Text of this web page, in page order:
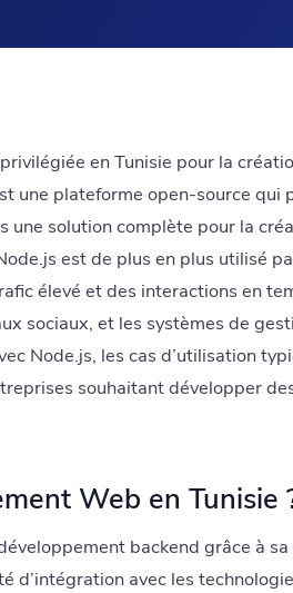
en Tunisie pour la
une plateforme open-source qui
une solution complète pour la
est de plus en plus utilisé
élevé et des interactions en
sociaux, et les systèmes de
Node.js, les cas d’utilisation
souhaitant développer
Web en Tunisie
backend grâce à sa
d’intégration avec les